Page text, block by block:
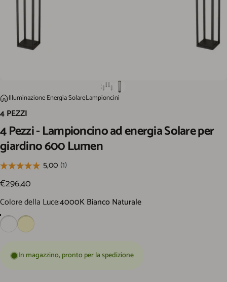
HomeIlluminazione Energia SolareLampioncini
4 Pezzi - Lampioncino ad energia Solare per giardino 600 Lumen
4 PEZZI
4Pezzi-LampioncinoadenergiaSolareper
giardino600Lumen
€296,40
Colore della Luce
Colore della Luce:4000K Bianco Naturale
In magazzino, pronto per la spedizione